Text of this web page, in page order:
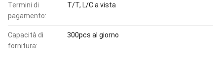
Termini di
pagamento:
T/T, L/C a vista
Capacità di
fornitura:
300pcs al giorno